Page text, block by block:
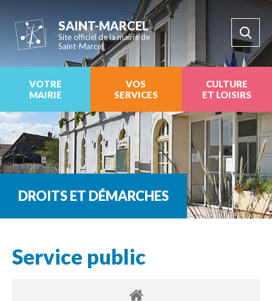
SAINT-MARCEL
Site officiel de la mairie de
Saint-Marcel
VOTRE
MAIRIE
VOS
SERVICES
CULTURE
ET LOISIRS
DROITS ET DÉMARCHES
Service public